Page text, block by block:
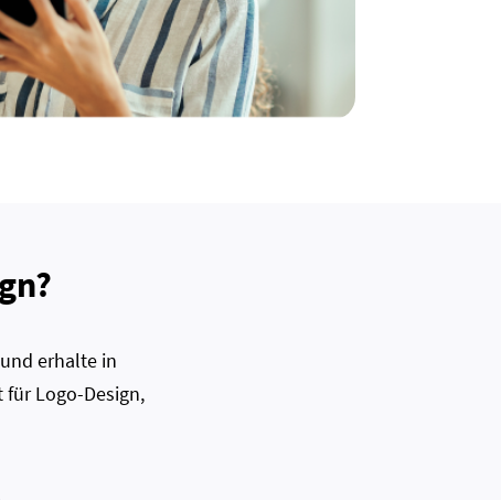
erhalte in
für Logo-Design,